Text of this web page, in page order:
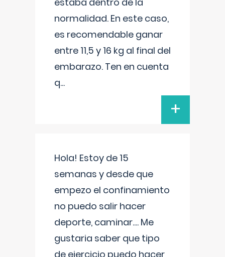
normalidad. En este caso,
es recomendable ganar
entre 11,5 y 16 kg al final del
embarazo. Ten en cuenta
q...
+
Hola! Estoy de 15
semanas y desde que
empezo el confinamiento
no puedo salir hacer
deporte, caminar.... Me
gustaria saber que tipo
de ejercicio puedo hacer